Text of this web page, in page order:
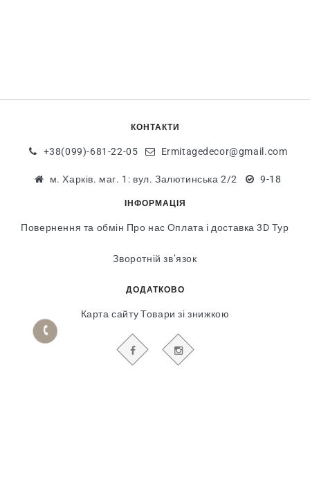
КОНТАКТИ
+38(099)-681-22-05 Ermitagedecor@gmail.com
м. Харків. маг. 1: вул. Залютинська 2/2 9-18
ІНФОРМАЦІЯ
Повернення та обмін Про нас Оплата і доставка 3D Тур
Зворотній зв’язок
ДОДАТКОВО
Карта сайту Товари зі знижкою